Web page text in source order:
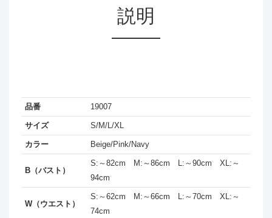
説明
品番 19007
サイズ S/M/L/XL
カラー Beige/Pink/Navy
B（バスト）
S:～82cm M:～86cm L:～90cm XL:～
94cm
W（ウエスト）
S:～62cm M:～66cm L:～70cm XL:～
74cm